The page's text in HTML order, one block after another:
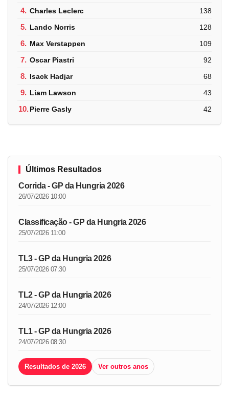
4. Charles Leclerc 138
5. Lando Norris 128
6. Max Verstappen 109
7. Oscar Piastri 92
8. Isack Hadjar 68
9. Liam Lawson 43
10.Pierre Gasly 42
Últimos Resultados
Corrida - GP da Hungria 2026
26/07/2026 10:00
Classificação - GP da Hungria 2026
25/07/2026 11:00
TL3 - GP da Hungria 2026
25/07/2026 07:30
TL2 - GP da Hungria 2026
24/07/2026 12:00
TL1 - GP da Hungria 2026
24/07/2026 08:30
Resultados de 2026 Ver outros anos